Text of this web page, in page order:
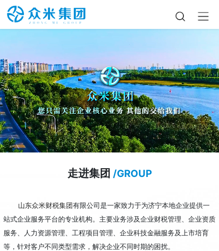
走进集团 /GROUP
山东众米财税集团有限公司是一家致力于为济宁本地企业提供一
站式企业服务平台的专业机构。主要业务涉及企业财税管理、企业资质
服务、人力资源管理、工程项目管理、企业科技金融服务及上市培育
等，针对客户不同类型需求，解决企业不同时期的困扰。